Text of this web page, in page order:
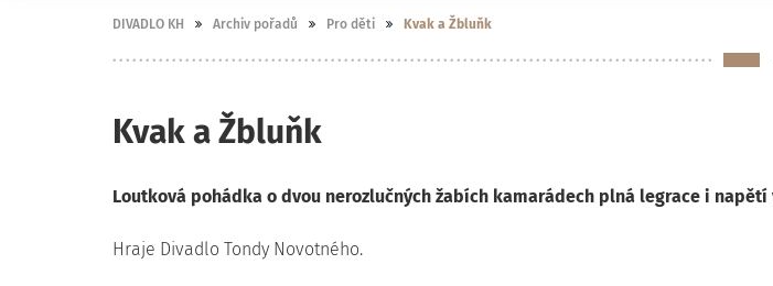
DIVADLO KH Archiv pořadů Pro děti Kvak a Žbluňk
Kvak a Žbluňk
Loutková pohádka o dvou nerozlučných žabích kamarádech plná legrace i
Hraje Divadlo Tondy Novotného.